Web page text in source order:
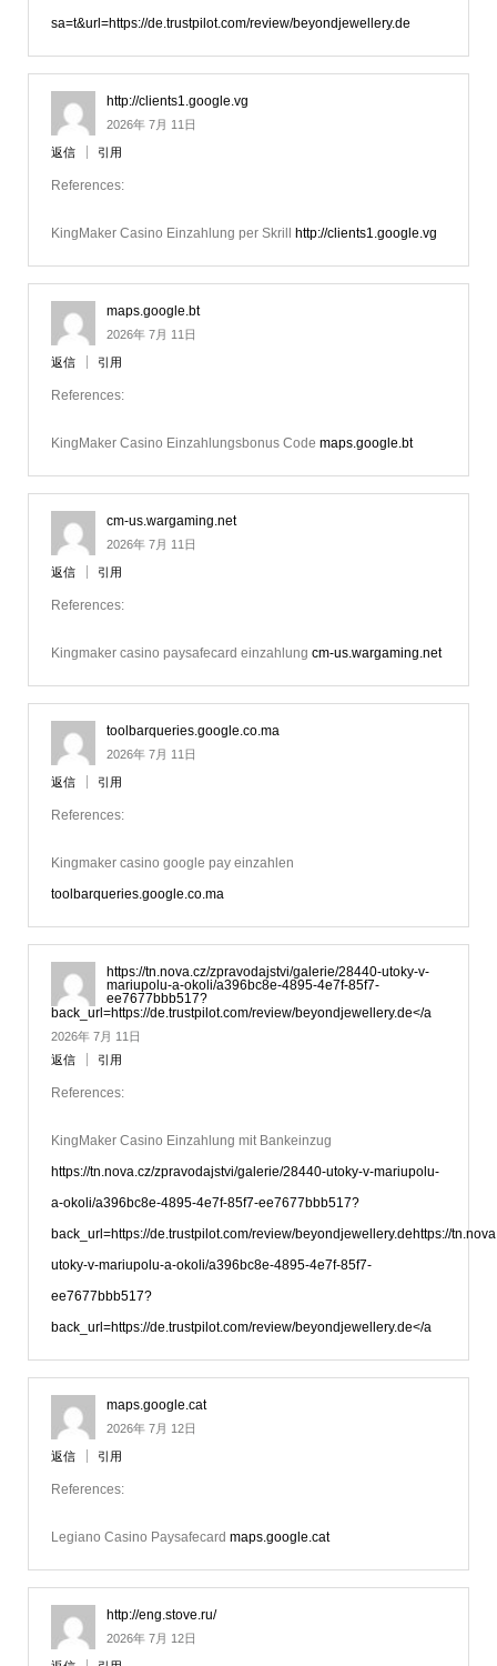
sa=t&url=https://de.trustpilot.com/review/beyondjewellery.de
http://clients1.google.vg
2026年 7月 11日
返信 引用
References:
KingMaker Casino Einzahlung per Skrill http://clients1.google.vg
maps.google.bt
2026年 7月 11日
返信 引用
References:
KingMaker Casino Einzahlungsbonus Code maps.google.bt
cm-us.wargaming.net
2026年 7月 11日
返信 引用
References:
Kingmaker casino paysafecard einzahlung cm-us.wargaming.net
toolbarqueries.google.co.ma
2026年 7月 11日
返信 引用
References:
Kingmaker casino google pay einzahlen
toolbarqueries.google.co.ma
https://tn.nova.cz/zpravodajstvi/galerie/28440-utoky-v-
mariupolu-a-okoli/a396bc8e-4895-4e7f-85f7-
ee7677bbb517?
back_url=https://de.trustpilot.com/review/beyondjewellery.de</a
2026年 7月 11日
返信
引用
References:
KingMaker Casino Einzahlung mit Bankeinzug
https://tn.nova.cz/zpravodajstvi/galerie/28440-utoky-v-mariupolu-
a-okoli/a396bc8e-4895-4e7f-85f7-ee7677bbb517?
back_url=https://de.trustpilot.com/review/beyondjewellery.dehttps://
utoky-v-mariupolu-a-okoli/a396bc8e-4895-4e7f-85f7-
ee7677bbb517?
back_url=https://de.trustpilot.com/review/beyondjewellery.de</a
maps.google.cat
2026年 7月 12日
返信 引用
References:
Legiano Casino Paysafecard maps.google.cat
http://eng.stove.ru/
2026年 7月 12日